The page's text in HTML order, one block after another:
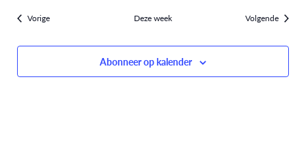
Vorige Deze week Volgende
Abonneer op kalender